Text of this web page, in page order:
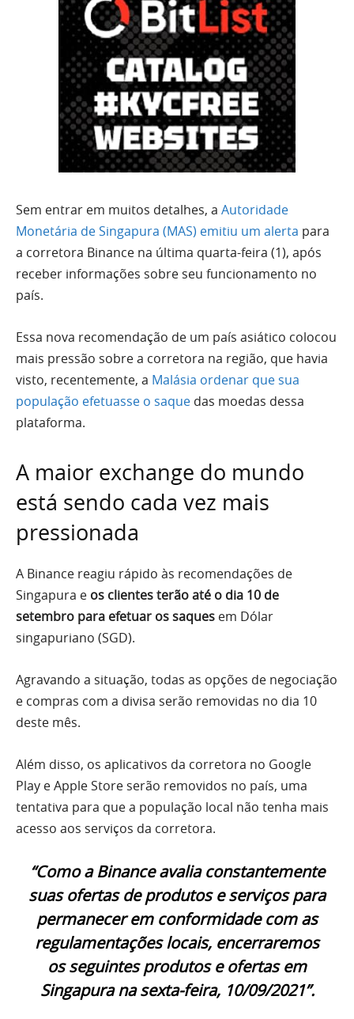
Sem entrar em muitos detalhes, a Autoridade
Monetária de Singapura (MAS) emitiu um alerta para
a corretora Binance na última quarta-feira (1), após
receber informações sobre seu funcionamento no
país.
Essa nova recomendação de um país asiático colocou
mais pressão sobre a corretora na região, que havia
visto, recentemente, a Malásia ordenar que sua
população efetuasse o saque das moedas dessa
plataforma.
A maior exchange do mundo
está sendo cada vez mais
pressionada
A Binance reagiu rápido às recomendações de
Singapura e os clientes terão até o dia 10 de
setembro para efetuar os saques em Dólar
singapuriano (SGD).
Agravando a situação, todas as opções de negociação
e compras com a divisa serão removidas no dia 10
deste mês.
Além disso, os aplicativos da corretora no Google
Play e Apple Store serão removidos no país, uma
tentativa para que a população local não tenha mais
acesso aos serviços da corretora.
“Como a Binance avalia constantemente
suas ofertas de produtos e serviços para
permanecer em conformidade com as
regulamentações locais, encerraremos
os seguintes produtos e ofertas em
Singapura na sexta-feira, 10/09/2021”.